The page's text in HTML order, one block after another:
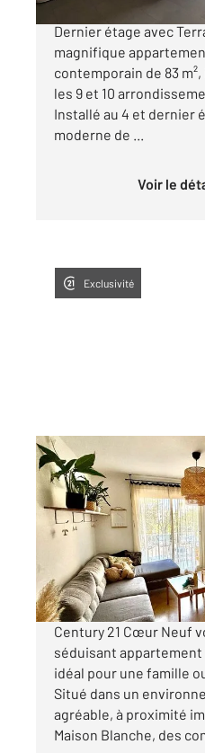
EXCLUSIVITÉ
Dernier étage avec
magnifique
contemporain de 83
les 9 et 10
Installé au 4 et dernier
moderne de ...
Voir le
Exclusivité
MARSEILLE 13009
62,54 m2, 4 pièces
Ref : 277
Appartement T4 à
195
Visiter le site dédié
Century 21 Cœur Neuf
séduisant
idéal pour une famille
Situé dans un
agréable, à proximité
Maison Blanche, des